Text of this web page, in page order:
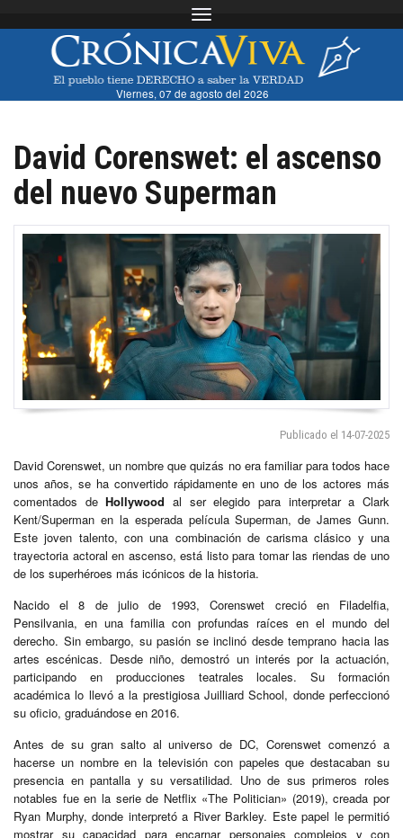
Toggle navigation
Viernes, 07 de agosto del 2026
David Corenswet: el ascenso
del nuevo Superman
Publicado el 14-07-2025
David Corenswet, un nombre que quizás no era familiar para todos hace
unos años, se ha convertido rápidamente en uno de los actores más
comentados deHollywood al ser elegido para interpretar a Clark
Kent/Superman en la esperada película Superman, de James Gunn.
Este joven talento, con una combinación de carisma clásico y una
trayectoria actoral en ascenso, está listo para tomar las riendas de uno
de los superhéroes más icónicos de la historia.
Nacido el 8 de julio de 1993, Corenswet creció en Filadelfia,
Pensilvania, en una familia con profundas raíces en el mundo del
derecho. Sin embargo, su pasión se inclinó desde temprano hacia las
artes escénicas. Desde niño, demostró un interés por la actuación,
participando en producciones teatrales locales. Su formación
académica lo llevó a la prestigiosa Juilliard School, donde perfeccionó
su oficio, graduándose en 2016.
Antes de su gran salto al universo de DC, Corenswet comenzó a
hacerse un nombre en la televisión con papeles que destacaban su
presencia en pantalla y su versatilidad. Uno de sus primeros roles
notables fue en la serie de Netflix «The Politician» (2019), creada por
Ryan Murphy, donde interpretó a River Barkley. Este papel le permitió
mostrar su capacidad para encarnar personajes complejos y con